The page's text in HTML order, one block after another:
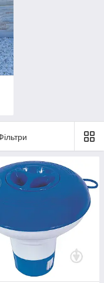
висновків
з питань
Хімія для
Санітарним
епідеміологічної
своїм
хімію для